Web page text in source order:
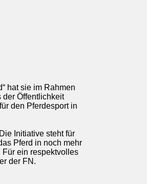
hat sie im Rahmen
der Öffentlichkeit
den Pferdesport in
Initiative steht für
Pferd in noch mehr
ein respektvolles
der FN.